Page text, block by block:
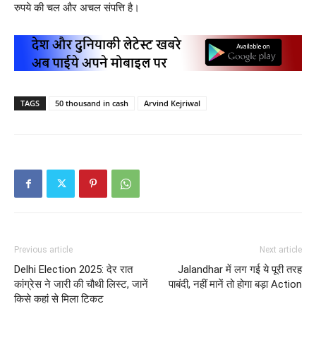
रुपये की चल और अचल संपत्ति है।
TAGS 50 thousand in cash Arvind Kejriwal
Previous article
Delhi Election 2025: देर रात
कांग्रेस ने जारी की चौथी लिस्ट, जानें
किसे कहां से मिला टिकट
Next article
Jalandhar में लग गई ये पूरी तरह
पाबंदी, नहीं मानें तो होगा बड़ा Action